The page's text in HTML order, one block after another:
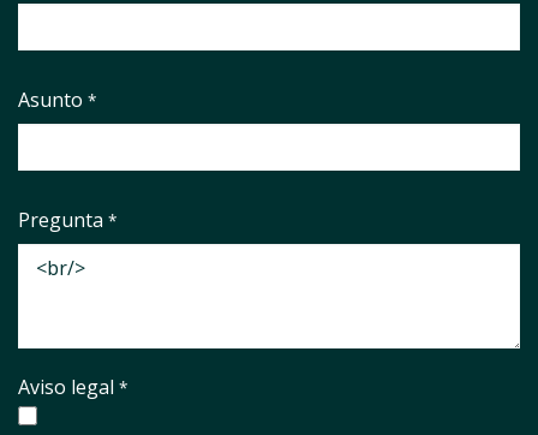
Asunto *
Pregunta *
Aviso legal *